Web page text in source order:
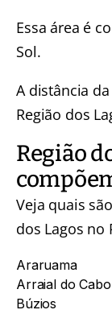
Essa área é
Sol.
A distância
Região dos
Região
Veja quais
dos Lagos no
Araruama
Arraial do Cabo
Búzios